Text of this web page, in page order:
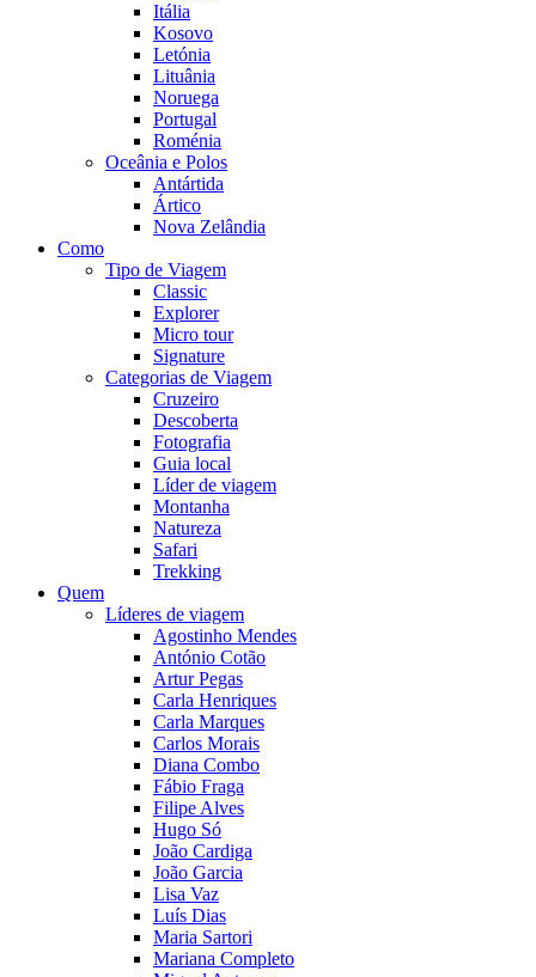
Itália
Kosovo
Letónia
Lituânia
Noruega
Portugal
Roménia
Oceânia e Polos
Antártida
Ártico
Nova Zelândia
Como
Tipo de Viagem
Classic
Explorer
Micro tour
Signature
Categorias de Viagem
Cruzeiro
Descoberta
Fotografia
Guia local
Líder de viagem
Montanha
Natureza
Safari
Trekking
Quem
Líderes de viagem
Agostinho Mendes
António Cotão
Artur Pegas
Carla Henriques
Carla Marques
Carlos Morais
Diana Combo
Fábio Fraga
Filipe Alves
Hugo Só
João Cardiga
João Garcia
Lisa Vaz
Luís Dias
Maria Sartori
Mariana Completo